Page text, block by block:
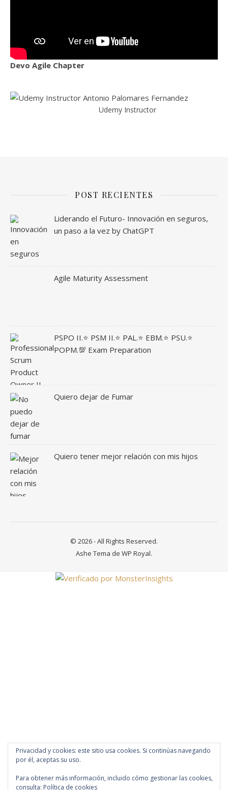
Devo Agile Chapter
Udemy Instructor
POST RECIENTES
Liderando el Futuro- Innovación en seguros,
un paso a la vez by ChatGPT
Agile Maturity Assessment
PSPO II.⭐ PSM II.⭐ PAL.⭐ EBM.⭐ PSU.⭐
POPM.💯 Exam Preparation
Quiero dejar de Fumar
Quiero tener mejor relación con mis hijos
© 2026 - All Rights Reserved.
Ashe Tema de WP Royal.
Privacidad y cookies: este sitio usa cookies. Si continúas navegando
por él, aceptas su uso.
Para obtener más información, incluido cómo gestionar las cookies,
consulta: Política de cookies